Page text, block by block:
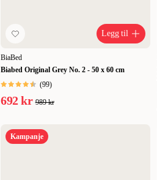
Legg til
BiaBed
Biabed Original Grey No. 2 - 50 x 60 cm
(99)
692 kr 989 kr
Kampanje